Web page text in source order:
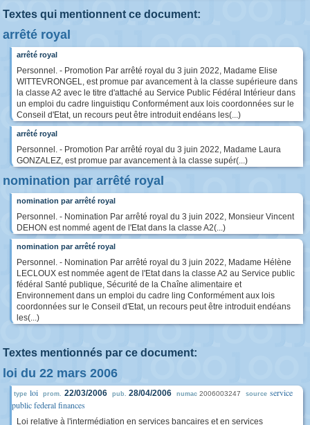
Textes qui mentionnent ce document:
arrêté royal
arrêté royal
Personnel. - Promotion Par arrêté royal du 3 juin 2022, Madame Elise
WITTEVRONGEL, est promue par avancement à la classe supérieure dans
la classe A2 avec le titre d'attaché au Service Public Fédéral Intérieur dans
un emploi du cadre linguistiqu Conformément aux lois coordonnées sur le
Conseil d'Etat, un recours peut être introduit endéans les(...)
arrêté royal
Personnel. - Promotion Par arrêté royal du 3 juin 2022, Madame Laura
GONZALEZ, est promue par avancement à la classe supér(...)
nomination par arrêté royal
nomination par arrêté royal
Personnel. - Nomination Par arrêté royal du 3 juin 2022, Monsieur Vincent
DEHON est nommé agent de l'Etat dans la classe A2(...)
nomination par arrêté royal
Personnel. - Nomination Par arrêté royal du 3 juin 2022, Madame Hélène
LECLOUX est nommée agent de l'Etat dans la classe A2 au Service public
fédéral Santé publique, Sécurité de la Chaîne alimentaire et
Environnement dans un emploi du cadre ling Conformément aux lois
coordonnées sur le Conseil d'Etat, un recours peut être introduit endéans
les(...)
Textes mentionnés par ce document:
loi du 22 mars 2006
type loi prom. 22/03/2006 pub. 28/04/2006 numac 2006003247 source service
public federal finances
Loi relative à l'intermédiation en services bancaires et en services